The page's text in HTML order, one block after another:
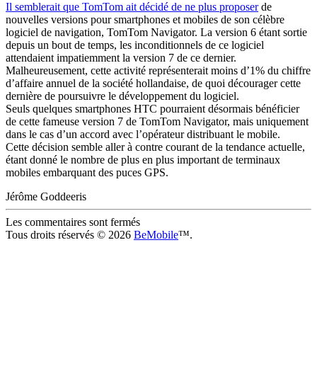
Il semblerait que TomTom ait décidé de ne plus proposerde
nouvelles versions pour smartphones et mobiles de son célèbre
logiciel de navigation, TomTom Navigator. La version 6 étant sortie
depuis un bout de temps, les inconditionnels de ce logiciel
attendaient impatiemment la version 7 de ce dernier.
Malheureusement, cette activité représenterait moins d’1% du chiffre
d’affaire annuel de la société hollandaise, de quoi décourager cette
dernière de poursuivre le développement du logiciel.
Seuls quelques smartphones HTC pourraient désormais bénéficier
de cette fameuse version 7 de TomTom Navigator, mais uniquement
dans le cas d’un accord avec l’opérateur distribuant le mobile.
Cette décision semble aller à contre courant de la tendance actuelle,
étant donné le nombre de plus en plus important de terminaux
mobiles embarquant des puces GPS.
Jérôme Goddeeris
Les commentaires sont fermés
Tous droits réservés © 2026 BeMobile™.